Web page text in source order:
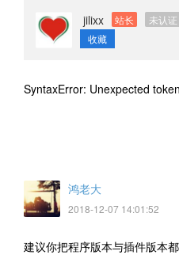
jilixx 站长 未认证
收藏
SyntaxError: Unexpected
鸿老大
2018-12-07 14:01:52
建议你把程序版本与插件版本